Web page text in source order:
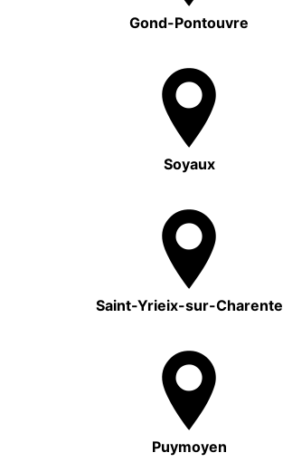
Gond-Pontouvre
Soyaux
Saint-Yrieix-sur-Charente
Puymoyen